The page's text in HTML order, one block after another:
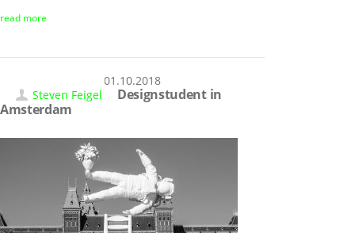
read more
01.10.2018
Steven Feigel
Designstudent in
Amsterdam